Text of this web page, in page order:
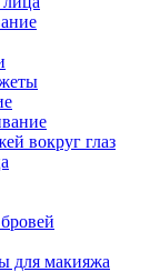
вокруг глаз
для макияжа